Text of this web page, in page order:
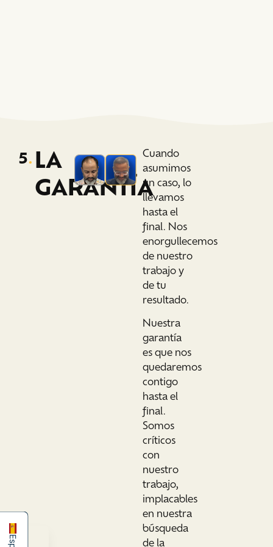
5. LA
GARANTÍA
Cuando
asumimos
un caso, lo
llevamos
hasta el
final. Nos
enorgullecemos
de nuestro
trabajo y
de tu
resultado.
Nuestra
garantía
es que nos
quedaremos
contigo
hasta el
final.
Somos
críticos
con
nuestro
trabajo,
implacables
en nuestra
búsqueda
de la